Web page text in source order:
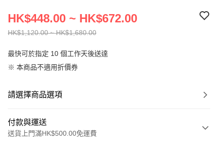
HK$1,120.00 ~ HK$1,680.00
HK$448.00 ~ HK$672.00
最快可於指定 10 個工作天後送達
※ 本商品不適用折價券
請選擇商品選項
付款與運送
送貨上門滿HK$500.00免運費